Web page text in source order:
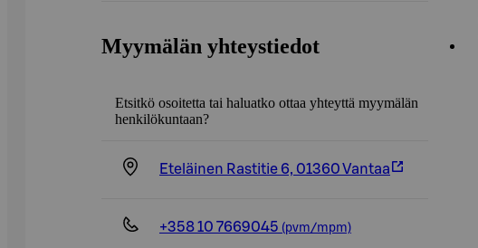
Myymälän yhteystiedot
Etsitkö osoitetta tai haluatko ottaa yhteyttä myymälän
henkilökuntaan?
Eteläinen Rastitie 6, 01360 Vantaa
+358 10 7669045 (pvm/mpm)